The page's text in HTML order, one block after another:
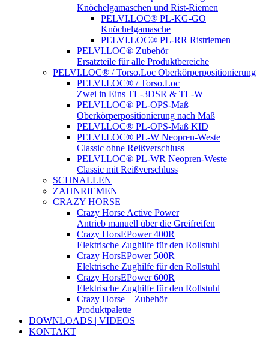
Knöchelgamaschen und Rist-Riemen
PELVI.LOC® PL-KG-GO
Knöchelgamasche
PELVI.LOC® PL-RR Ristriemen
PELVI.LOC® Zubehör
Ersatzteile für alle Produktbereiche
PELVI.LOC® / Torso.Loc Oberkörperpositionierung
PELVI.LOC® / Torso.Loc
Zwei in Eins TL-3DSR & TL-W
PELVI.LOC® PL-OPS-Maß
Oberkörperpositionierung nach Maß
PELVI.LOC® PL-OPS-Maß KID
PELVI.LOC® PL-W Neopren-Weste
Classic ohne Reißverschluss
PELVI.LOC® PL-WR Neopren-Weste
Classic mit Reißverschluss
SCHNALLEN
ZAHNRIEMEN
CRAZY HORSE
Crazy Horse Active Power
Antrieb manuell über die Greifreifen
Crazy HorsEPower 400R
Elektrische Zughilfe für den Rollstuhl
Crazy HorsEPower 500R
Elektrische Zughilfe für den Rollstuhl
Crazy HorsEPower 600R
Elektrische Zughilfe für den Rollstuhl
Crazy Horse – Zubehör
Produktpalette
DOWNLOADS | VIDEOS
KONTAKT